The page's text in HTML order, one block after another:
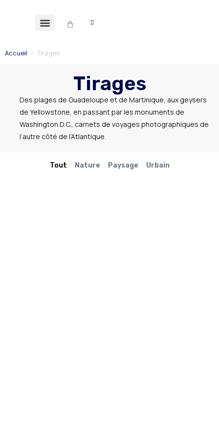
Accueil > Tirages
Tirages
Des plages de Guadeloupe et de Martinique, aux geysers
de Yellowstone, en passant par les monuments de
Washington D.C., carnets de voyages photographiques de
l’autre côté de l’Atlantique.
Nature Paysage Urbain
Tout